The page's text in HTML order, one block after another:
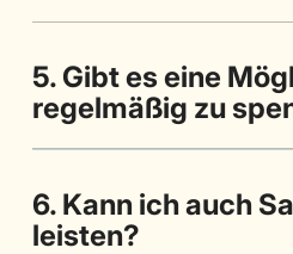
5. Gibt es eine
regelmäßig zu
6. Kann ich auch
leisten?